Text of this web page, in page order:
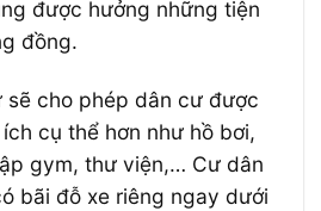
được hưởng những tiện
đồng.
sẽ cho phép dân cư được
cụ thể hơn như hồ bơi,
gym, thư viện,… Cư dân
bãi đỗ xe riêng ngay dưới